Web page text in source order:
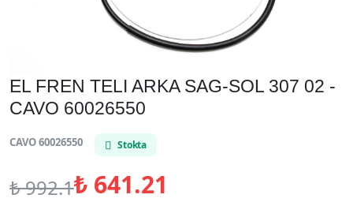
EL FREN TELI ARKA SAG-SOL 307 02 -
CAVO 60026550
CAVO 60026550 Stokta
₺992.1₺641.21